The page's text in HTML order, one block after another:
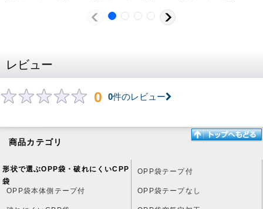
レビュー
0 0件のレビュー
商品カテゴリ
形状で選ぶOPP袋・破れにくいCPP
袋
OPP袋テープ付
OPP袋本体側テープ付 OPP袋テープなし